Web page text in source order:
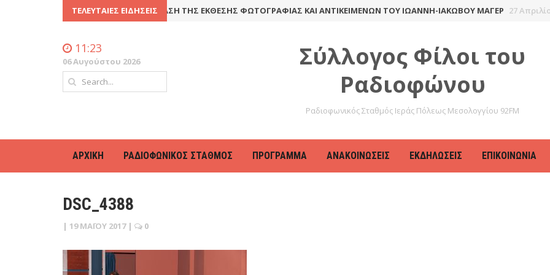
ΤΕΛΕΥΤΑΊΕΣ ΕΙΔΉΣΕΙΣ
8 Ιουλίου 2016 ΠΑΡΆΤΑΣΗ ΤΗΣ ΈΚΘΕΣΗΣ ΦΩΤΟΓΡΑΦΊΑΣ ΚΑΙ ΑΝΤΙΚΕΙΜΈΝΩΝ ΤΟΥ ΙΩΆΝΝΗ-ΙΑΚΏΒΟΥ ΜΆΓΕΡ 27 Απριλίου
Σύλλογος Φίλοι του
Ραδιοφώνου
Ραδιοφωνικός Σταθμός Ιεράς Πόλεως Μεσολογγίου 92FM
11:23
06 Αυγούστου 2026
ΑΡΧΙΚΉ ΡΑΔΙΟΦΩΝΙΚΌΣ ΣΤΑΘΜΌΣ ΠΡΌΓΡΑΜΜΑ ΑΝΑΚΟΙΝΏΣΕΙΣ ΕΚΔΗΛΏΣΕΙΣ ΕΠΙΚΟΙΝΩΝΊΑ
DSC_4388
| 19 ΜΑΪ́ΟΥ 2017 | 0